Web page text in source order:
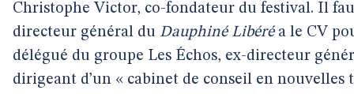
Christophe Victor, co-fondateur du festival. Il
directeur général du Dauphiné Libéréa le CV
délégué du groupe Les Échos, ex-directeur
dirigeant d’un « cabinet de conseil en